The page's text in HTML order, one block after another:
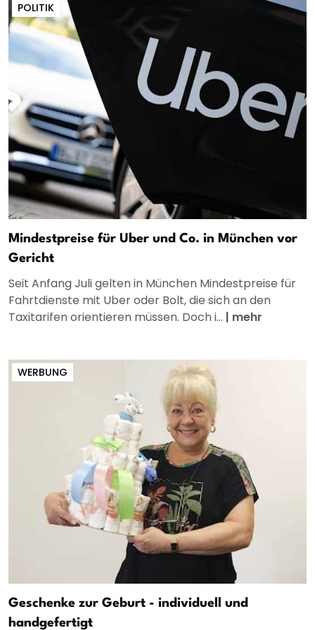
POLITIK
Mindestpreise für Uber und Co. in München vor
Gericht
Seit Anfang Juli gelten in München Mindestpreise für
Fahrtdienste mit Uber oder Bolt, die sich an den
Taxitarifen orientieren müssen. Doch i... | mehr
WERBUNG
Geschenke zur Geburt - individuell und
handgefertigt